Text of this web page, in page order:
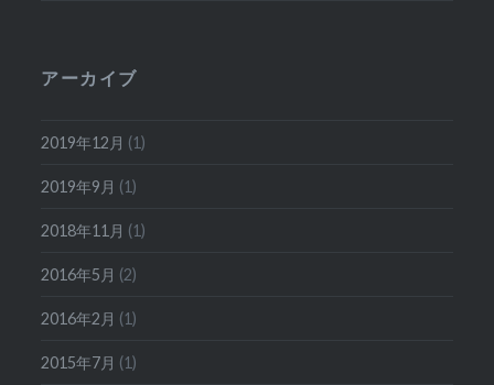
アーカイブ
2019年12月 (1)
2019年9月 (1)
2018年11月 (1)
2016年5月 (2)
2016年2月 (1)
2015年7月 (1)